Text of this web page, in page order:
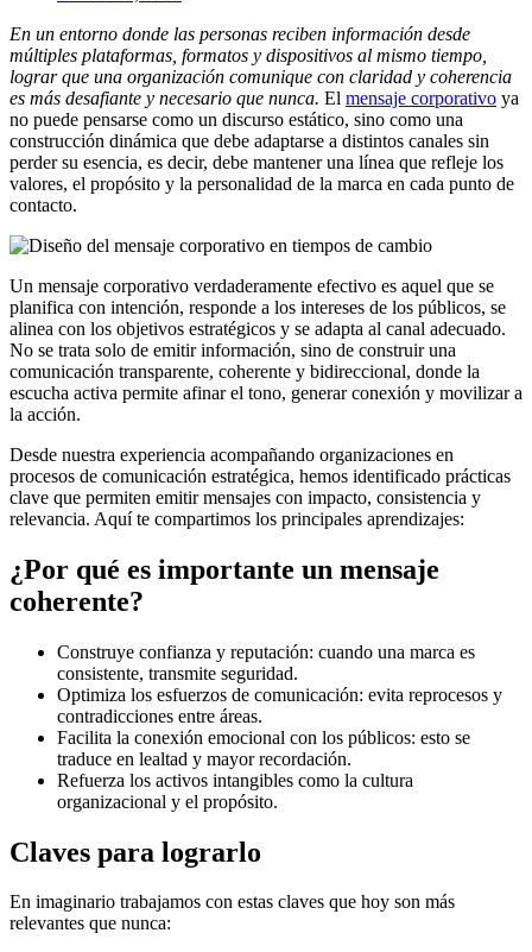
En un entorno donde las personas reciben información desde
múltiples plataformas, formatos y dispositivos al mismo tiempo,
lograr que una organización comunique con claridad y coherencia
es más desafiante y necesario que nunca. El mensaje corporativo ya
no puede pensarse como un discurso estático, sino como una
construcción dinámica que debe adaptarse a distintos canales sin
perder su esencia, es decir, debe mantener una línea que refleje los
valores, el propósito y la personalidad de la marca en cada punto de
contacto.
Un mensaje corporativo verdaderamente efectivo es aquel que se
planifica con intención, responde a los intereses de los públicos, se
alinea con los objetivos estratégicos y se adapta al canal adecuado.
No se trata solo de emitir información, sino de construir una
comunicación transparente, coherente y bidireccional, donde la
escucha activa permite afinar el tono, generar conexión y movilizar a
la acción.
Desde nuestra experiencia acompañando organizaciones en
procesos de comunicación estratégica, hemos identificado prácticas
clave que permiten emitir mensajes con impacto, consistencia y
relevancia. Aquí te compartimos los principales aprendizajes:
¿Por qué es importante un mensaje
coherente?
Construye confianza y reputación: cuando una marca es
consistente, transmite seguridad.
Optimiza los esfuerzos de comunicación: evita reprocesos y
contradicciones entre áreas.
Facilita la conexión emocional con los públicos: esto se
traduce en lealtad y mayor recordación.
Refuerza los activos intangibles como la cultura
organizacional y el propósito.
Claves para lograrlo
En imaginario trabajamos con estas claves que hoy son más
relevantes que nunca: